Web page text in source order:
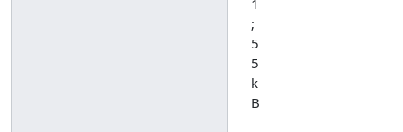
;
5
5
k
B